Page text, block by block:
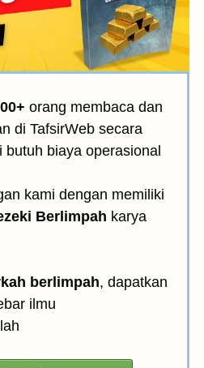
orang membaca dan
di TafsirWeb secara
butuh biaya operasional
kami dengan memiliki
Berlimpah karya
berlimpah, dapatkan
ilmu